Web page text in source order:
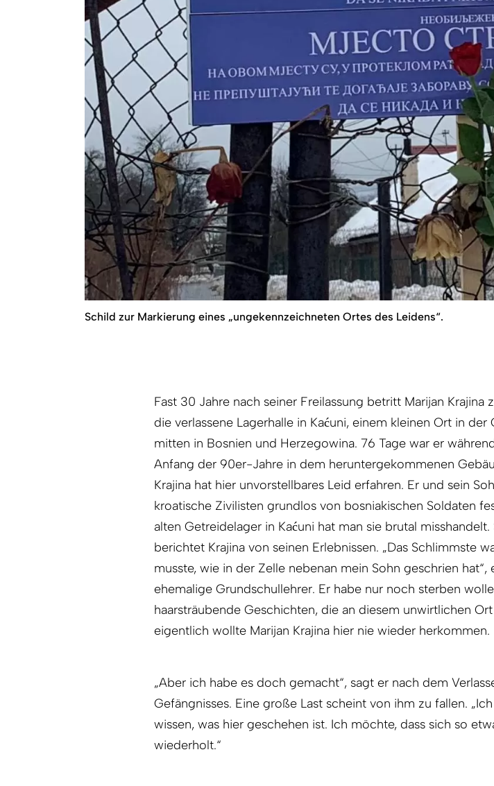
Schild zur Markierung eines „ungekennzeichneten Ortes des Leidens“.
Fast 30 Jahre nach seiner Freilassung betritt Marijan Krajina
die verlassene Lagerhalle in Kaćuni, einem kleinen Ort in der
mitten in Bosnien und Herzegowina. 76 Tage war er
Anfang der 90er-Jahre in dem heruntergekommenen
Krajina hat hier unvorstellbares Leid erfahren. Er und sein
kroatische Zivilisten grundlos von bosniakischen Soldaten
alten Getreidelager in Kaćuni hat man sie brutal
berichtet Krajina von seinen Erlebnissen. „Das Schlimmste
musste, wie in der Zelle nebenan mein Sohn geschrien hat“,
ehemalige Grundschullehrer. Er habe nur noch sterben
haarsträubende Geschichten, die an diesem unwirtlichen
eigentlich wollte Marijan Krajina hier nie wieder herkommen.
„Aber ich habe es doch gemacht“, sagt er nach dem
Gefängnisses. Eine große Last scheint von ihm zu fallen.
wissen, was hier geschehen ist. Ich möchte, dass sich so
wiederholt.“